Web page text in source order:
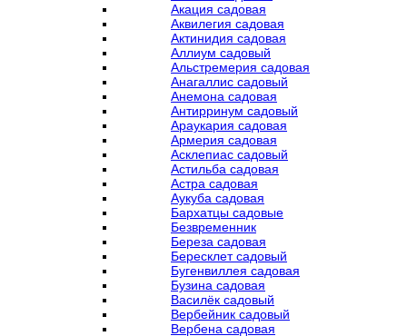
Акация садовая
Аквилегия садовая
Актинидия садовая
Аллиум садовый
Альстремерия садовая
Анагаллис садовый
Анемона садовая
Антирринум садовый
Араукария садовая
Армерия садовая
Асклепиас садовый
Астильба садовая
Астра садовая
Аукуба садовая
Бархатцы садовые
Безвременник
Береза садовая
Бересклет садовый
Бугенвиллея садовая
Бузина садовая
Василёк садовый
Вербейник садовый
Вербена садовая